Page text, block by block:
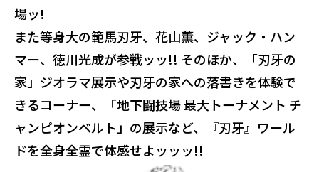
場ッ!
また等身大の範馬刃牙、花山薫、ジャック・ハン
マー、徳川光成が参戦ッッ!! そのほか、「刃牙の
家」ジオラマ展示や刃牙の家への落書きを体験で
きるコーナー、「地下闘技場 最大トーナメント チ
ャンピオンベルト」の展示など、『刃牙』ワール
ドを全身全霊で体感せよッッッ!!